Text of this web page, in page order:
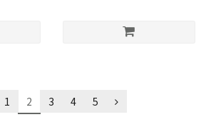
1 2 3 4 5